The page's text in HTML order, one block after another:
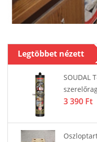
Legtöbbet nézett